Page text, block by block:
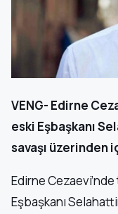
VENG- Edirne
eski Eşbaşkanı
savaşı üzerinden
Edirne
Eşbaşkanı